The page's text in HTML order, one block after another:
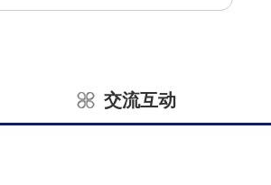
交流互动